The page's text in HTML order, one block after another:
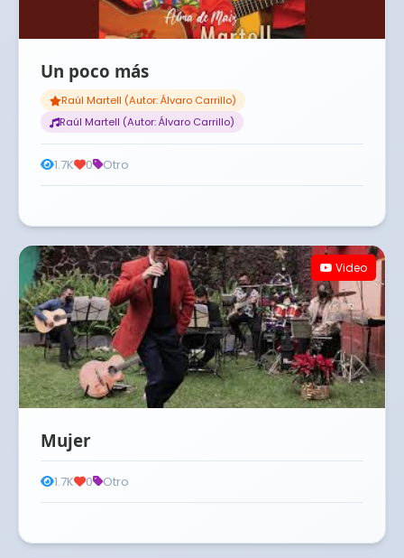
Un poco más
Raúl Martell (Autor: Álvaro Carrillo)
Raúl Martell (Autor: Álvaro Carrillo)
1.7K 0 Otro
Video
Mujer
1.7K 0 Otro